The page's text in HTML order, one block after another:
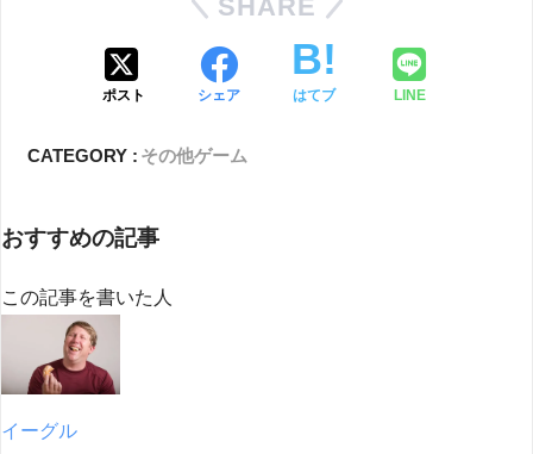
SHARE
ポスト シェア はてブ LINE
CATEGORY : その他ゲーム
おすすめの記事
この記事を書いた人
イーグル